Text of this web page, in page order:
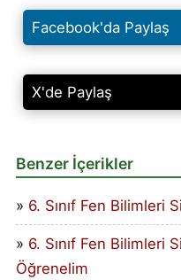
Facebook'da Paylaş
X'de Paylaş
Benzer İçerikler
6. Sınıf Fen Bilimleri
6. Sınıf Fen Bilimleri
Öğrenelim